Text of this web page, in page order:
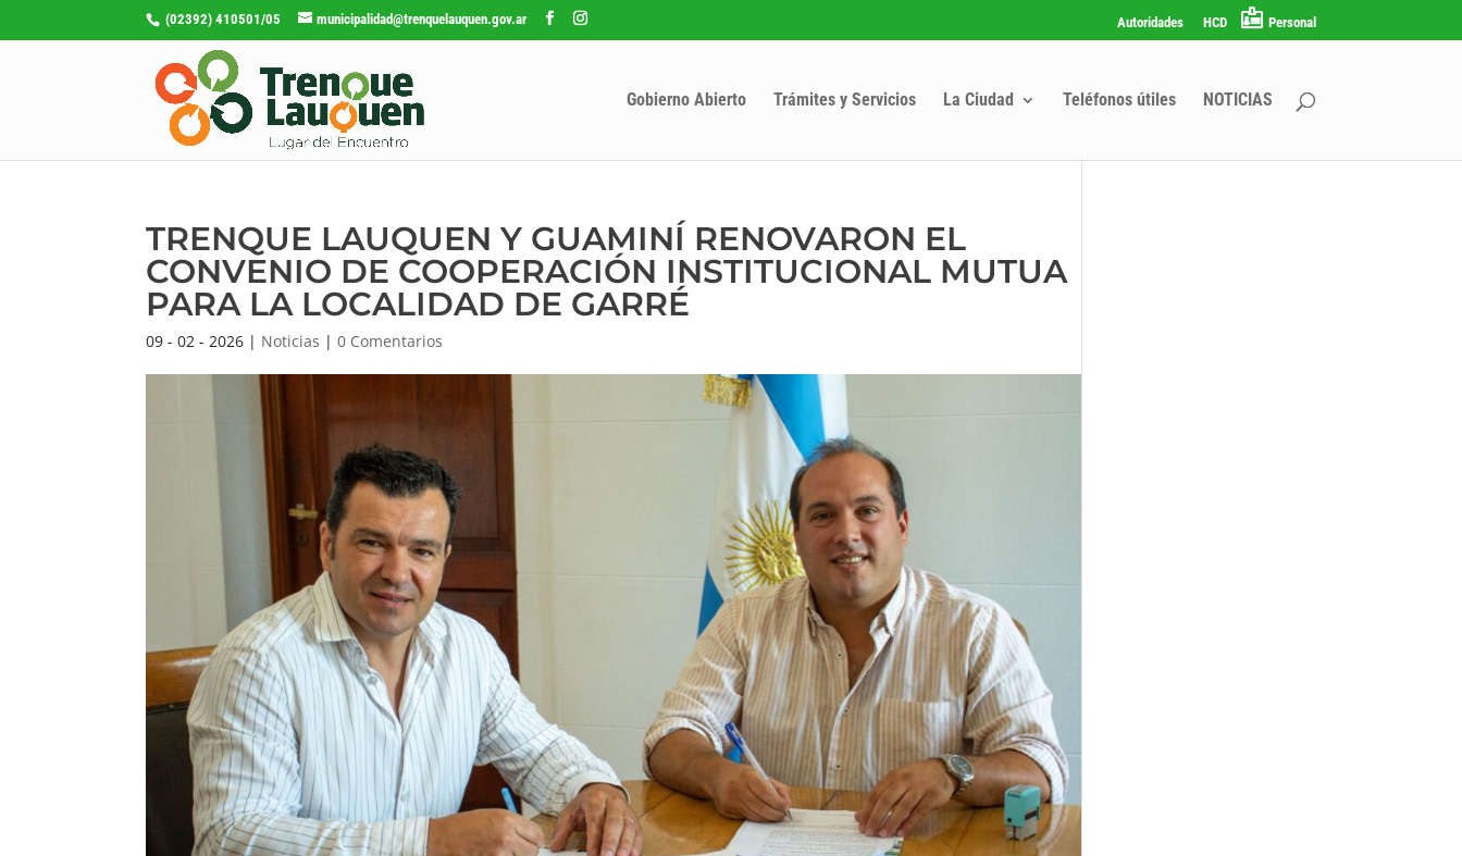
(02392) 410501/05 municipalidad@trenquelauquen.gov.ar Autoridades HCD Personal
Gobierno Abierto Trámites y Servicios La Ciudad Teléfonos útiles NOTICIAS
TRENQUE LAUQUEN Y GUAMINÍ RENOVARON EL
CONVENIO DE COOPERACIÓN INSTITUCIONAL MUTUA
PARA LA LOCALIDAD DE GARRÉ
09 - 02 - 2026 | Noticias |0 Comentarios